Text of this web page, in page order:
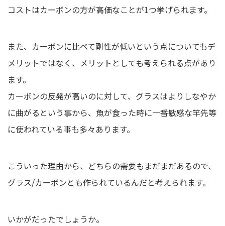
コストはカーボンの方が高価なことが1つ挙げられます。
また、カーボンに比べて剛性が低いという点についてもデ
メリットではなく、メリットとしても考えられる点があり
ます。
カーボンの反発が高いのに対して、グラスはよりしなやか
に曲がるという事から、魚が食った時に一番敏感な竿先等
に使われている事も多々あります。
こういった理由から、どちらの需要もまだまだあるので、
グラス/カーボンとも作られているんだと考えられます。
いかがだったでしょうか。